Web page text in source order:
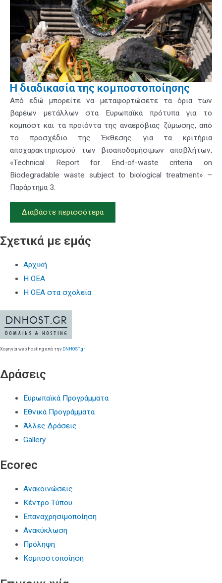
Η διαδικασία της κομποστοποίησης
Από εδώ μπορείτε να μεταφορτώσετε τα όρια των
βαρέων μετάλλων στα Ευρωπαϊκά πρότυπα για το
κομπόστ και τα προϊόντα της αναερόβιας ζύμωσης, από
το προσχέδιο της Έκθεσης για τα κριτήρια
αποχαρακτηρισμού των βιοαποδομήσιμων αποβλήτων,
«Technical Report for End-of-waste criteria on
Biodegradable waste subject to biological treatment» –
Παράρτημα 3.
Διαβάστε περισσότερα
Σχετικά με εμάς
Αρχική
Η ΟΕΑ
Η ΟΕΑ στα σχολεία
Χορηγία web hosting από την DNHOST.gr
Δράσεις
Ευρωπαϊκά Προγράμματα
Εθνικά Προγράμματα
Άλλες Δράσεις
Gallery
Ecorec
Ανακοινώσεις
Κέντρο Τύπου
Επαναχρησιμοποίηση
Ανακύκλωση
Πρόληψη
Κομποστοποίηση